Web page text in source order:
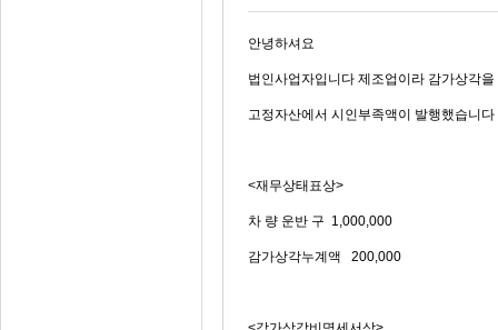
안녕하셔요
법인사업자입니다 제조업이라 감가상각
고정자산에서 시인부족액이 발행했습니다
<재무상태표상>
차 량 운반 구 1,000,000
감가상각누계액 200,000